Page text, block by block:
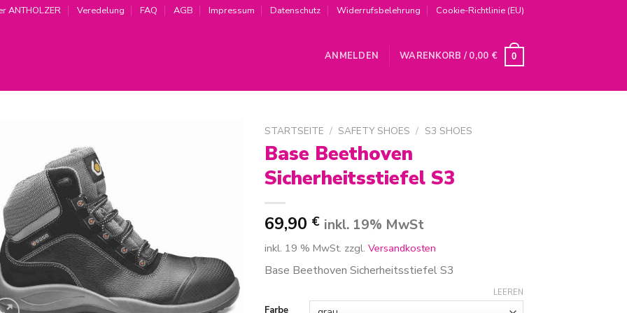
ANTHOLZER Veredelung FAQ AGB Impressum Datenschutz Widerrufsbelehrung Cookie-Richtlinie (EU)
ANMELDEN WARENKORB / 0,00 € 0
STARTSEITE / SAFETY SHOES / S3 SHOES
Base Beethoven
Sicherheitsstiefel S3
69,90 € inkl. 19% MwSt
inkl. 19 % MwSt. zzgl.Versandkosten
Base Beethoven Sicherheitsstiefel S3
Farbe
LEEREN